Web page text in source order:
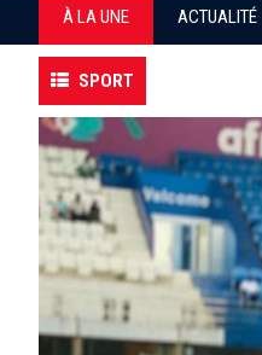
À LA UNE ACTUALITÉ
SPORT